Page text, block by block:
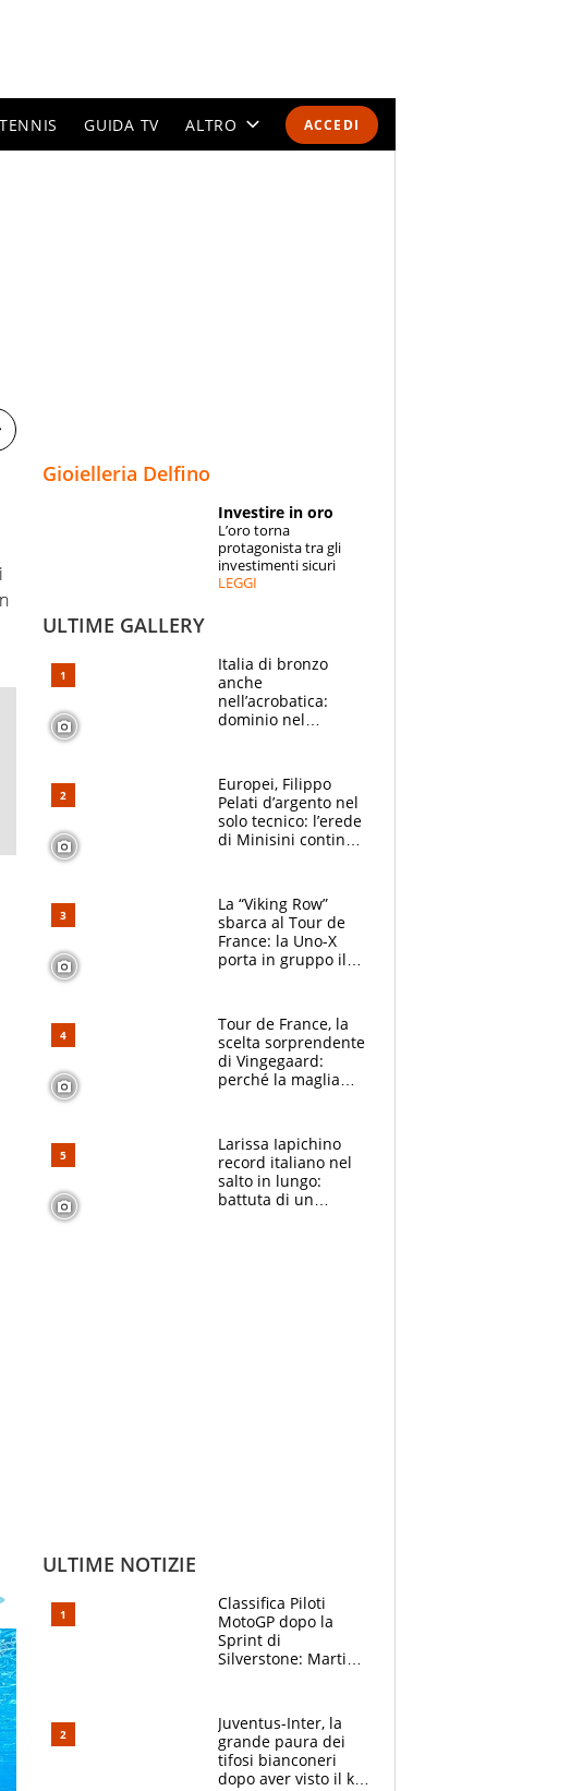
ACCEDI
TENNIS GUIDA TV ALTRO
SPECIALI
Gioielleria Delfino
Investire in oro
L’oro torna
protagonista tra gli
investimenti sicuri
LEGGI
ULTIME GALLERY
Italia di bronzo
anche
nell’acrobatica:
dominio nel
e compagni
continuare
Europei, Filippo
Pelati d’argento nel
solo tecnico: l’erede
di Minisini continua
mirino
La “Viking Row”
sbarca al Tour de
France: la Uno-X
porta in gruppo il
compagni
Tour de France, la
scelta sorprendente
di Vingegaard:
perché la maglia
rischio da evitare
Larissa Iapichino
record italiano nel
salto in lungo:
battuta di un
ULTIME NOTIZIE
Classifica Piloti
MotoGP dopo la
Sprint di
Silverstone: Martin
Marquez
Juventus-Inter, la
grande paura dei
tifosi bianconeri
dopo aver visto il ko